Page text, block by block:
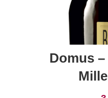
Domus